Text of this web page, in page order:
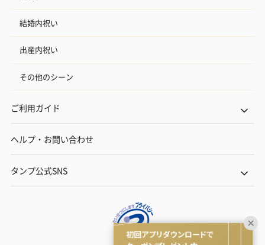
結婚内祝い
出産内祝い
その他のシーン
ご利用ガイド
ヘルプ・お問い合わせ
タンプ公式SNS